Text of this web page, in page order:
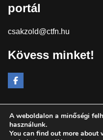
portál
csakzold@ctfn.hu
Kövess minket!
Copyright © 2024
Általános
A weboldalon a minőségi
használunk.
You can find out more about